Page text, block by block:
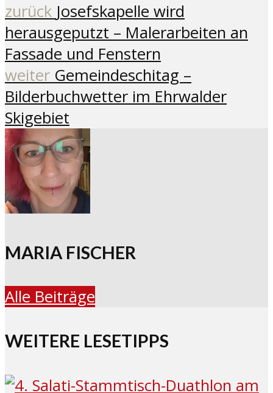
zurück Josefskapelle wird
herausgeputzt – Malerarbeiten an
Fassade und Fenstern
weiter Gemeindeschitag –
Bilderbuchwetter im Ehrwalder
Skigebiet
MARIA FISCHER
Alle Beiträge
WEITERE LESETIPPS